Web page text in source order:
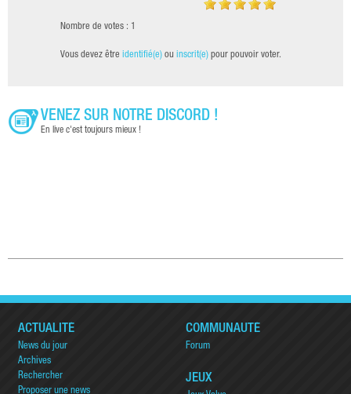
Nombre de votes : 1
Vous devez être identifié(e) ou inscrit(e) pour pouvoir voter.
VENEZ SUR NOTRE DISCORD !
En live c'est toujours mieux !
ACTUALITÉ
News du jour
Archives
Rechercher
Proposer une news
COMMUNAUTÉ
Forum
JEUX